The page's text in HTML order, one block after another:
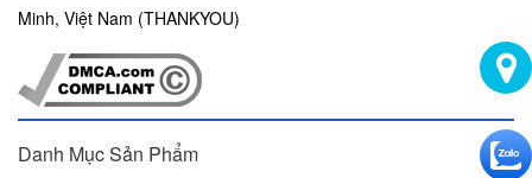
Minh, Việt Nam (THANKYOU)
Danh Mục Sản Phẩm